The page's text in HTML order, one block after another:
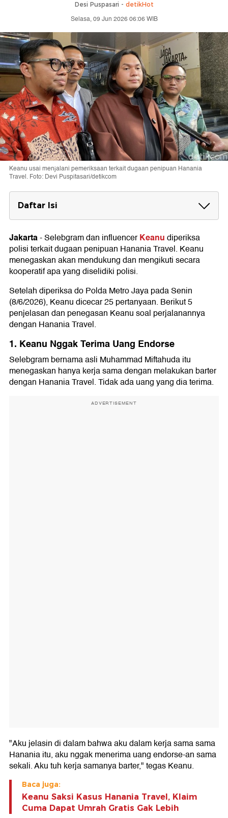
Desi Puspasari - detikHot
Selasa, 09 Jun 2026 06:06 WIB
Keanu usai menjalani pemeriksaan terkait dugaan penipuan Hanania
Travel. Foto: Devi Puspitasari/detikcom
Daftar Isi
1. Keanu Nggak Terima Uang Endorse
2. Cara Hanania Travel Tawarkan Kerja
Sama
3. Keanu Serahkan Bukti
4. Keanu Ikut Prihatin dan Anggap Ini
Musibah
5. Keanu Tidak Terikat Perusahaan Hanania
Jakarta-Selebgram dan influencerKeanudiperiksa
polisi terkait dugaan penipuan Hanania Travel. Keanu
menegaskan akan mendukung dan mengikuti secara
kooperatif apa yang diselidiki polisi.
Setelah diperiksa do Polda Metro Jaya pada Senin
(8/6/2026), Keanu dicecar 25 pertanyaan. Berikut 5
penjelasan dan penegasan Keanu soal perjalanannya
dengan Hanania Travel.
1. Keanu Nggak Terima Uang Endorse
Selebgram bernama asli Muhammad Miftahuda itu
menegaskan hanya kerja sama dengan melakukan barter
dengan Hanania Travel. Tidak ada uang yang dia terima.
ADVERTISEMENT
"Aku jelasin di dalam bahwa aku dalam kerja sama sama
Hanania itu, aku nggak menerima uang endorse-an sama
sekali. Aku tuh kerja samanya barter," tegas Keanu.
Baca juga:
Keanu Saksi Kasus Hanania Travel, Klaim
Cuma Dapat Umrah Gratis Gak Lebih